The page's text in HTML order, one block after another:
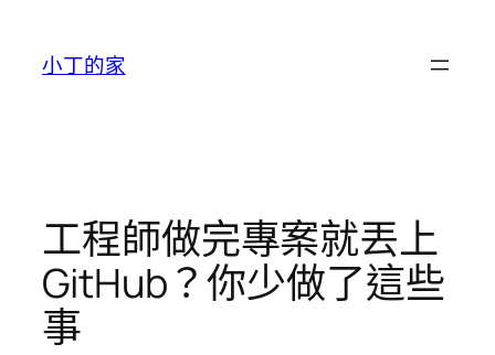
小丁的家
工程師做完專案就丟上
GitHub？你少做了這些
事